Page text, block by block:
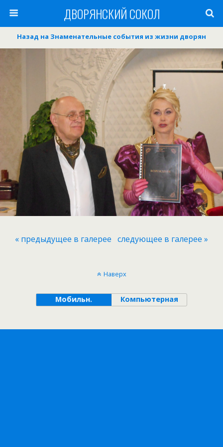
ДВОРЯНСКИЙ СОКОЛ
Назад на Знаменательные события из жизни дворян
« предыдущее в галерее следующее в галерее »
Наверх
Мобильн. Компьютерная